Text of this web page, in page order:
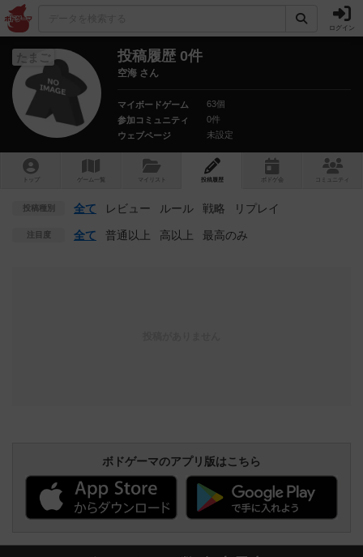
ログイン
たまご 投稿履歴 0件
空海 さん
マイボードゲーム
63個
参加コミュニティ
0件
ウェブページ
未設定
トップ ゲーム一覧 マイリスト 投稿履歴 ボ ドゲ コミュニティ
投稿種別 全て レビュー ルール 戦略 リプレイ
注目度 全て 普通以上 高以上 最高のみ
ボドゲーマのアプリ版はこちら